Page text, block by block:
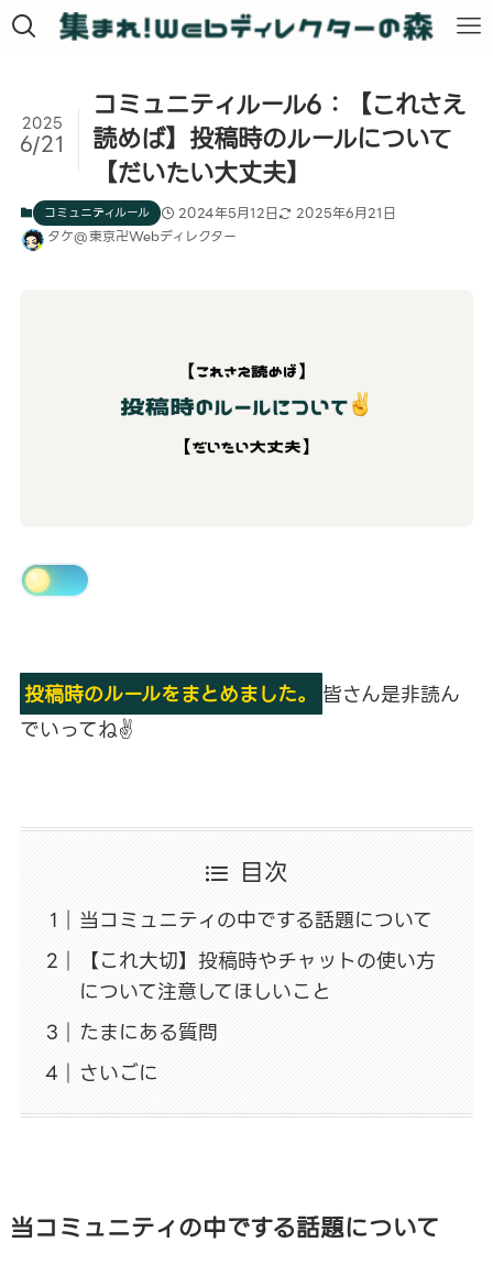
コミュニティルール6：【これさえ
読めば】投稿時のルールについて
【だいたい大丈夫】
2025
6/21
コミュニティルール 2024年5月12日
2025年6月21日
タケ@東京卍Webディレクター
投稿時のルールをまとめました。 皆さん是非読ん
でいってね✌
目次
当コミュニティの中でする話題について
【これ大切】投稿時やチャットの使い方
について注意してほしいこと
たまにある質問
さいごに
当コミュニティの中でする話題について